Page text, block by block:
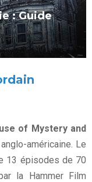
: Guide
of Mystery and
américaine. Le
13 épisodes de 70
la Hammer Film